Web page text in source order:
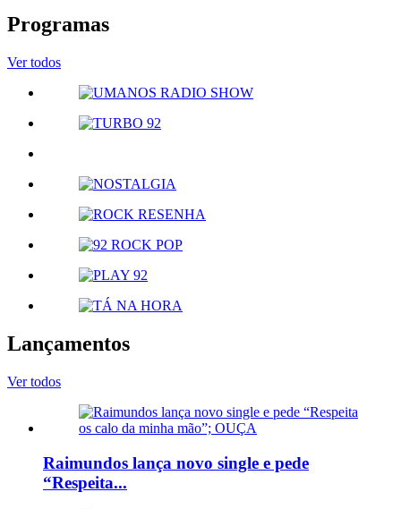
Programas
Ver todos
Lançamentos
Ver todos
Raimundos lança novo single e pede
“Respeita...